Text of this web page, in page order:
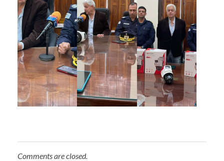
Comments are closed.